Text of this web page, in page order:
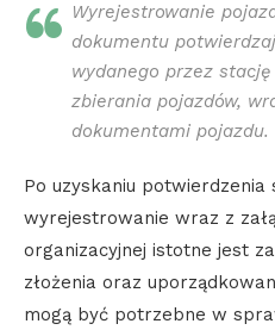
Wyrejestrowanie
dokumentu
wydanego przez
zbierania pojazdów,
dokumentami pojazdu.
Po uzyskaniu potwierdzenia
wyrejestrowanie wraz z
organizacyjnej istotne jest
złożenia oraz
mogą być potrzebne w